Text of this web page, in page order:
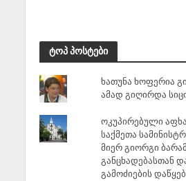
ტოპ პოსტები
ხათუნა ხოფერია
ამად გიღირდა
ოკუპირებული
საქმეთა
მიერ გიორგი
განცხადებასთან
გამოძიების